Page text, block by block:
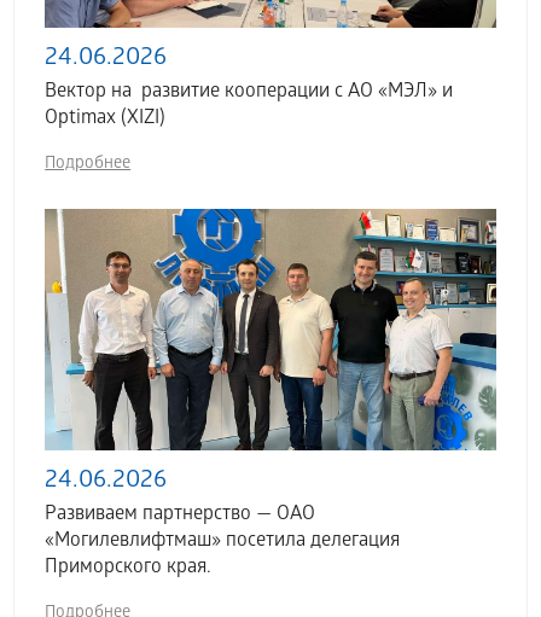
24.06.2026
Вектор на развитие кооперации с АО «МЭЛ» и
Optimax (XIZI)
Подробнее
24.06.2026
Развиваем партнерство — ОАО
«Могилевлифтмаш» посетила делегация
Приморского края.